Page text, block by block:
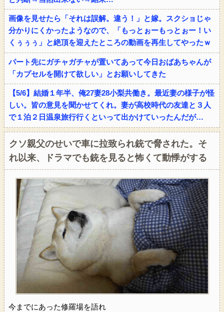
画像を見せたら「それは誤解。違う！」と嫁。スクショじゃ
分かりにくかったようなので、「もっとぉーもっとぉー！い
くぅぅぅ」と絶頂を迎えたところの動画を再生してやったｗ
パート先にガチャガチャが置いてあって今日おばあちゃんが
「カプセルを開けて欲しい」とお願いしてきた
【5/6】結婚１年半、俺27妻28小梨共働き。最近妻の様子が怪
しい。皆の意見を聞かせてくれ。妻が高校時代の友達と３人
で１泊２日温泉旅行行くといって出かけていったんだが…
クソ親父のせいで車に拉致られ銃で脅された。そ
れ以来、ドラマでも銃を見ると怖くて動悸がする
今までにあった修羅場を語れ